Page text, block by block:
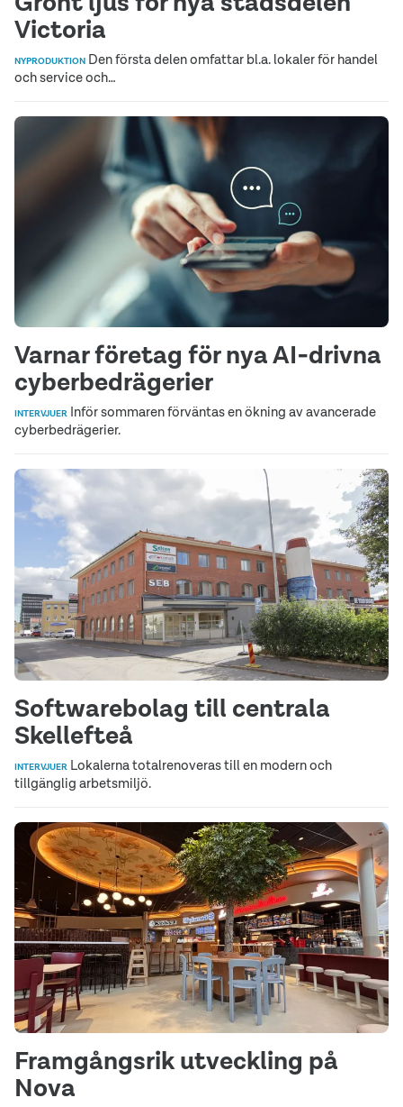
Victoria
NYPRODUKTION Den första delen omfattar bl.a. lokaler för handel
och service och…
Varnar företag för nya AI‑drivna
cyberbedrägerier
INTERVJUER Inför sommaren förväntas en ökning av avancerade
cyberbedrägerier.
Softwarebolag till centrala
Skellefteå
INTERVJUER Lokalerna totalrenoveras till en modern och
tillgänglig arbetsmiljö.
Framgångsrik utveckling på
Nova